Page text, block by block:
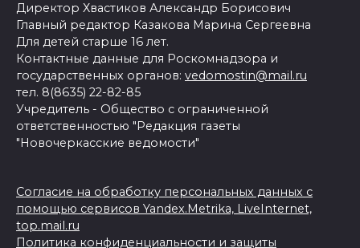
Директор Хвастиков Александр Борисович
Главный редактор Казакова Марина Сергеевна
Для детей старше 16 лет.
Контактные данные для Роскомнадзора и
государственных органов: vedomostin@mail.ru
тел. 8(8635) 22-82-85
Учредитель - Общество с ограниченной
ответственностью "Редакция газеты
"Новочеркасские ведомости"
Согласие на обработку персональных данных с
помощью сервисов Yandex.Metrika, LiveInternet,
top.mail.ru
Политика конфиденциальности и защиты